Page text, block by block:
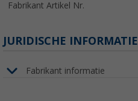
Fabrikant Artikel Nr.
JURIDISCHE INFORMATIE
Fabrikant informatie